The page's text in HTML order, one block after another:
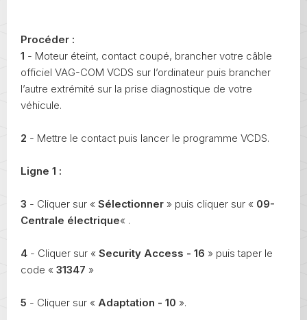
Procéder :
1 - Moteur éteint, contact coupé, brancher votre câble
officiel VAG-COM VCDS sur l’ordinateur puis brancher
l’autre extrémité sur la prise diagnostique de votre
véhicule.
2 - Mettre le contact puis lancer le programme VCDS.
Ligne 1 :
3 - Cliquer sur « Sélectionner » puis cliquer sur « 09-
Centrale électrique« .
4 - Cliquer sur « Security Access - 16 » puis taper le
code « 31347 »
5 - Cliquer sur « Adaptation - 10 ».